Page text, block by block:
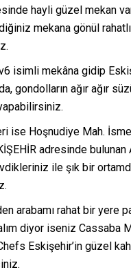
hayli güzel mekan
mekana gönül
isimli mekâna gidip
gondolların ağır ağır
ise Hoşnudiye Mah.
adresinde bulunan
ile şık bir
arabamı rahat bir yere
diyor iseniz Cassaba
Eskişehir’in güzel